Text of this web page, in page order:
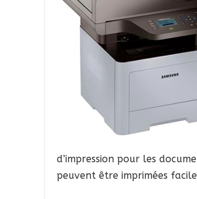
d’impression pour les
peuvent être imprimées